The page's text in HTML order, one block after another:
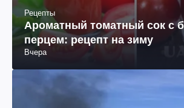
Рецепты
Ароматный томатный сок с
перцем: рецепт на зиму
Вчера